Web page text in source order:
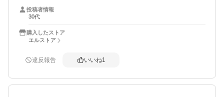
た。投稿者情報
30代
購入したストア
エルストア
違反報告 いいね1